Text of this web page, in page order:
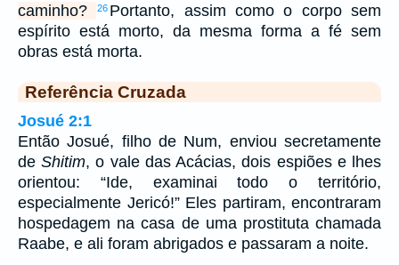
caminho?
26 Portanto, assim como o corpo sem
espírito está morto, da mesma forma a fé sem
obras está morta.
Referência Cruzada
Josué 2:1
Então Josué, filho de Num, enviou secretamente
deShitim, o vale das Acácias, dois espiões e lhes
orientou: “Ide, examinai todo o território,
especialmente Jericó!” Eles partiram, encontraram
hospedagem na casa de uma prostituta chamada
Raabe, e ali foram abrigados e passaram a noite.